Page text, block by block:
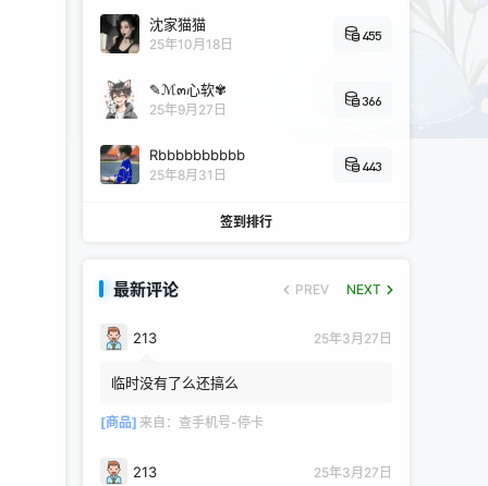
沈家猫猫
25年10月18日
455
✎ℳ๓心软✾
25年9月27日
366
Rbbbbbbbbbb
25年8月31日
443
签到排行
最新评论 PREV NEXT
213 25年3月27日
临时没有了么还搞么
[商品] 来自： 查手机号-停卡
213 25年3月27日